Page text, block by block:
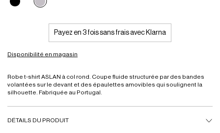
Sélectionné
Payez en 3 fois sans frais avec Klarna
Disponibilité en magasin
Robe t-shirt ASLAN à col rond. Coupe fluide structurée par des bandes
volantées sur le devant et des épaulettes amovibles qui soulignent la
silhouette. Fabriquée au Portugal.
DÉTAILS DU PRODUIT